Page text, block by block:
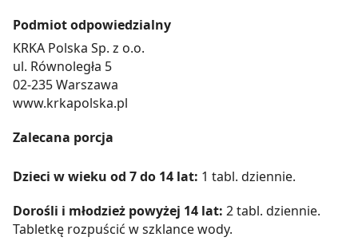
Podmiot odpowiedzialny
KRKA Polska Sp. z o.o.
ul. Równoległa 5
02-235 Warszawa
www.krkapolska.pl
Zalecana porcja
Dzieci w wieku od 7 do 14 lat: 1 tabl. dziennie.
Dorośli i młodzież powyżej 14 lat: 2 tabl. dziennie.
Tabletkę rozpuścić w szklance wody.